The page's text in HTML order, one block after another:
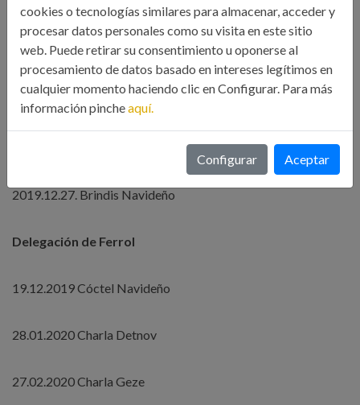
Curso online técnica de ventas: de la improvisación al método
Curso online de Personal Branding. Marca personal
Delegación de A Coruña
2019.12.27. Brindis Navideño
Delegación de Ferrol
19.12.2019 Cóctel Navideño
28.01.2020 Charla Detnov
27.02.2020 Charla Geze
cookies o tecnologías similares para almacenar, acceder y
procesar datos personales como su visita en este sitio
web. Puede retirar su consentimiento u oponerse al
procesamiento de datos basado en intereses legítimos en
cualquier momento haciendo clic en Configurar. Para más
información pincheaquí.
Configurar Aceptar